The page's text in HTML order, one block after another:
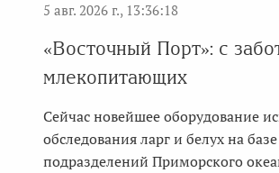
5 авг. 2026 г., 13:36:18
«Восточный Порт»: с
млекопитающих
Сейчас новейшее оборудование
обследования ларг и белух на
подразделений Приморского